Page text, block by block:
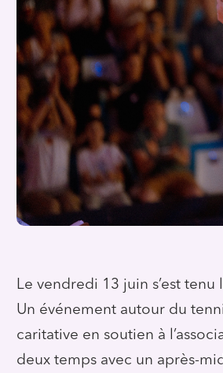
Le vendredi 13 juin s’est
Un événement autour du
caritative en soutien à
deux temps avec un après-